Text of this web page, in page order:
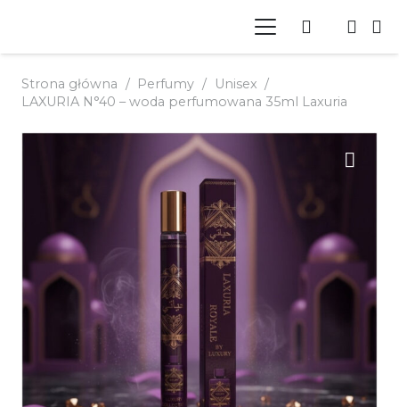
Strona główna / Perfumy / Unisex /
LAXURIA N°40 – woda perfumowana 35ml Laxuria